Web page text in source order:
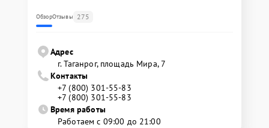
ОбзорОтзывы 275
Адрес
г. Таганрог, площадь Мира, 7
Контакты
+7 (800) 301-55-83
+7 (800) 301-55-83
Время работы
Работаем с 09:00 до 21:00